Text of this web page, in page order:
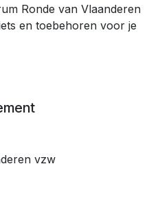
Ronde van Vlaanderen
en toebehoren voor je
vzw